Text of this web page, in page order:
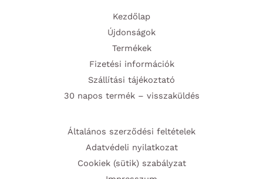
Kezdőlap
Újdonságok
Termékek
Fizetési információk
Szállítási tájékoztató
30 napos termék – visszaküldés
Általános szerződési feltételek
Adatvédeli nyilatkozat
Cookiek (sütik) szabályzat